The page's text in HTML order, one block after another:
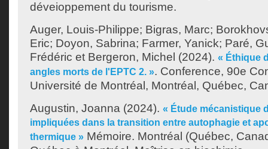
déveioppement du tourisme.
Auger, Louis-Philippe; Bigras, Marc;
Eric; Doyon, Sabrina; Farmer, Yanick; Paré,
Frédéric et Bergeron, Michel (2024). « Éthique
angles morts de l'EPTC 2. ». Conference, 90e
Université de Montréal, Montréal, Québec,
Augustin, Joanna (2024). « Étude mécanistique
impliquées dans la transition entre autophagie et
thermique » Mémoire. Montréal (Québec,